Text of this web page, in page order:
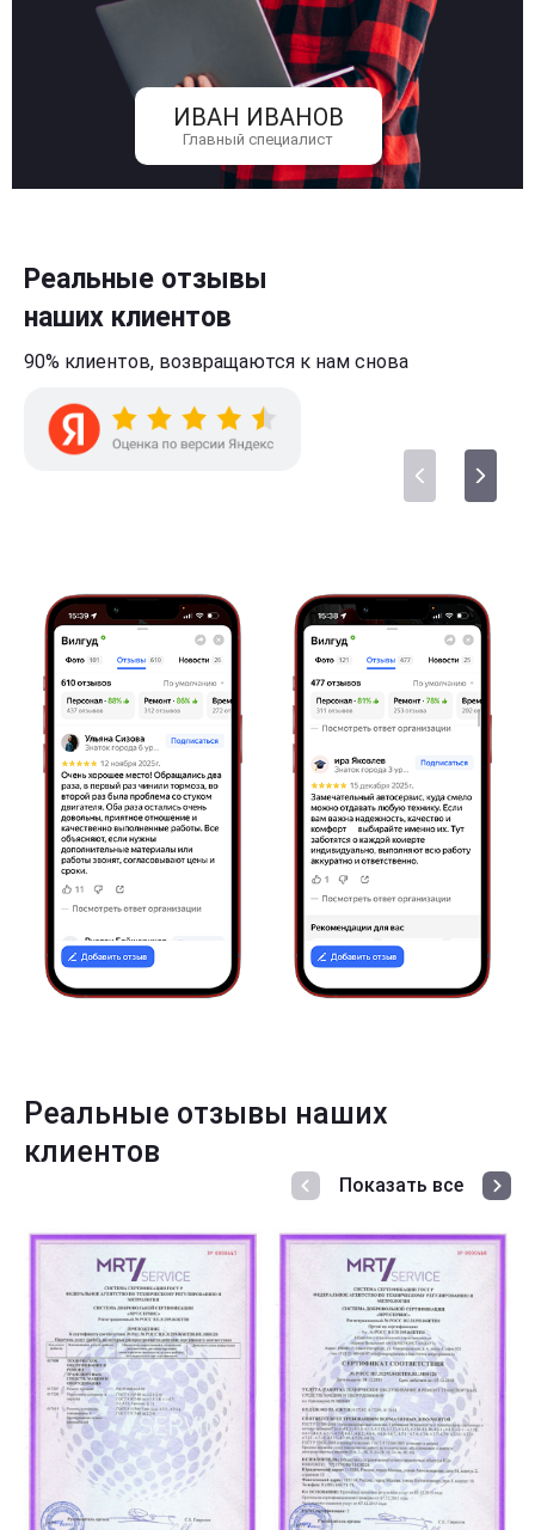
ИВАН ИВАНОВ
Главный специалист
Реальные отзывы
наших клиентов
90% клиентов, возвращаются к нам снова
Реальные отзывы наших
клиентов
Показать все